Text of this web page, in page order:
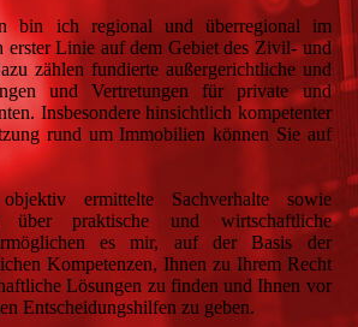
bin ich regional und überregional im
erster Linie auf dem Gebiet des Zivil- und
zählen fundierte außergerichtliche und
und Vertretungen für private und
Insbesondere hinsichtlich kompetenter
rund um Immobilien können Sie auf
ermittelte Sachverhalte sowie
über praktische und wirtschaftliche
es mir, auf der Basis der
Kompetenzen, Ihnen zu Ihrem Recht
Lösungen zu finden und Ihnen vor
Entscheidungshilfen zu geben.